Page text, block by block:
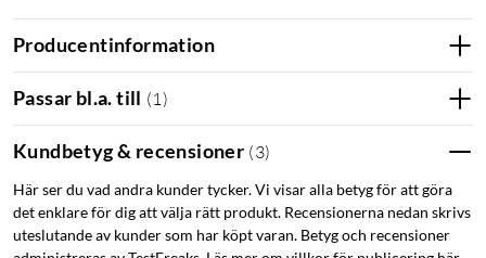
Skyddar mot stötar och repor
Skalet är falltestat och klarar fall upp till 2 m. Upphöjda kanter
ned eller råkar tappas. Insidan är klädd med mikrofiber som
Fungerar med MagSafe
Producentinformation
Passar bl.a. till (1)
Kundbetyg & recensioner (3)
Här ser du vad andra kunder tycker. Vi visar alla betyg för att göra
det enklare för dig att välja rätt produkt. Recensionerna nedan skrivs
uteslutande av kunder som har köpt varan. Betyg och recensioner